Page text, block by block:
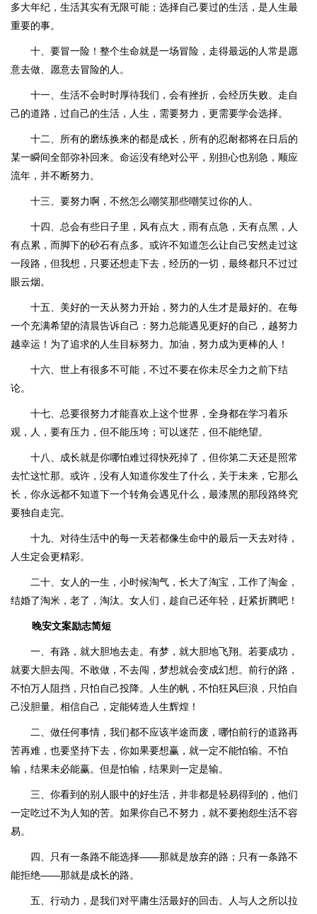
多大年纪，生活其实有无限可能；选择自己要过的生活，是人生最
重要的事。
十、要冒一险！整个生命就是一场冒险，走得最远的人常是愿
意去做、愿意去冒险的人。
十一、生活不会时时厚待我们，会有挫折，会经历失败。走自
己的道路，过自己的生活，人生，需要努力，更需要学会选择。
十二、所有的磨练换来的都是成长，所有的忍耐都将在日后的
某一瞬间全部弥补回来。命运没有绝对公平，别担心也别急，顺应
流年，并不断努力。
十三、要努力啊，不然怎么嘲笑那些嘲笑过你的人。
十四、总会有些日子里，风有点大，雨有点急，天有点黑，人
有点累，而脚下的砂石有点多。或许不知道怎么让自己安然走过这
一段路，但我想，只要还想走下去，经历的一切，最终都只不过过
眼云烟。
十五、美好的一天从努力开始，努力的人生才是最好的。在每
一个充满希望的清晨告诉自己：努力总能遇见更好的自己，越努力
越幸运！为了追求的人生目标努力。加油，努力成为更棒的人！
十六、世上有很多不可能，不过不要在你未尽全力之前下结
论。
十七、总要很努力才能喜欢上这个世界，全身都在学习着乐
观，人，要有压力，但不能压垮；可以迷茫，但不能绝望。
十八、成长就是你哪怕难过得快死掉了，但你第二天还是照常
去忙这忙那。或许，没有人知道你发生了什么，关于未来，它那么
长，你永远都不知道下一个转角会遇见什么，最漆黑的那段路终究
要独自走完。
十九、对待生活中的每一天若都像生命中的最后一天去对待，
人生定会更精彩。
二十、女人的一生，小时候淘气，长大了淘宝，工作了淘金，
结婚了淘米，老了，淘汰。女人们，趁自己还年轻，赶紧折腾吧！
晚安文案励志简短
一、有路，就大胆地去走。有梦，就大胆地飞翔。若要成功，
就要大胆去闯。不敢做，不去闯，梦想就会变成幻想。前行的路，
不怕万人阻挡，只怕自己投降。人生的帆，不怕狂风巨浪，只怕自
己没胆量。相信自己，定能铸造人生辉煌！
二、做任何事情，我们都不应该半途而废，哪怕前行的道路再
苦再难，也要坚持下去，你如果要想赢，就一定不能怕输。不怕
输，结果未必能赢。但是怕输，结果则一定是输。
三、你看到的别人眼中的好生活，并非都是轻易得到的，他们
一定吃过不为人知的苦。如果你自己不努力，就不要抱怨生活不容
易。
四、只有一条路不能选择——那就是放弃的路；只有一条路不
能拒绝——那就是成长的路。
五、行动力，是我们对平庸生活最好的回击。人与人之所以拉